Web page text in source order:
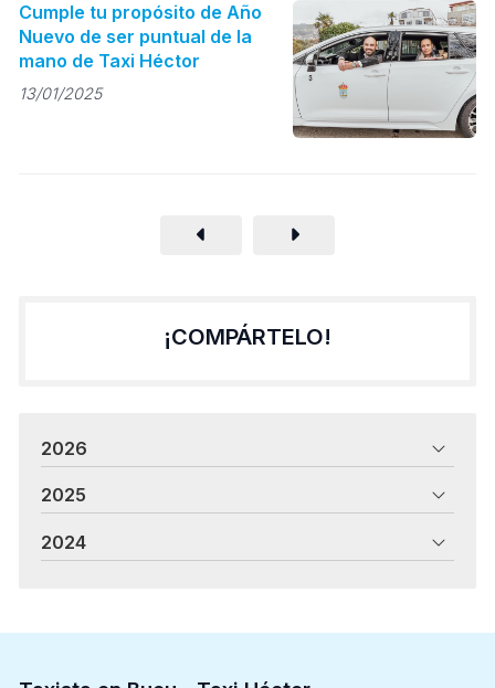
Cumple tu propósito de Año
Nuevo de ser puntual de la
mano de Taxi Héctor
13/01/2025
¡COMPÁRTELO!
2026
2025
2024